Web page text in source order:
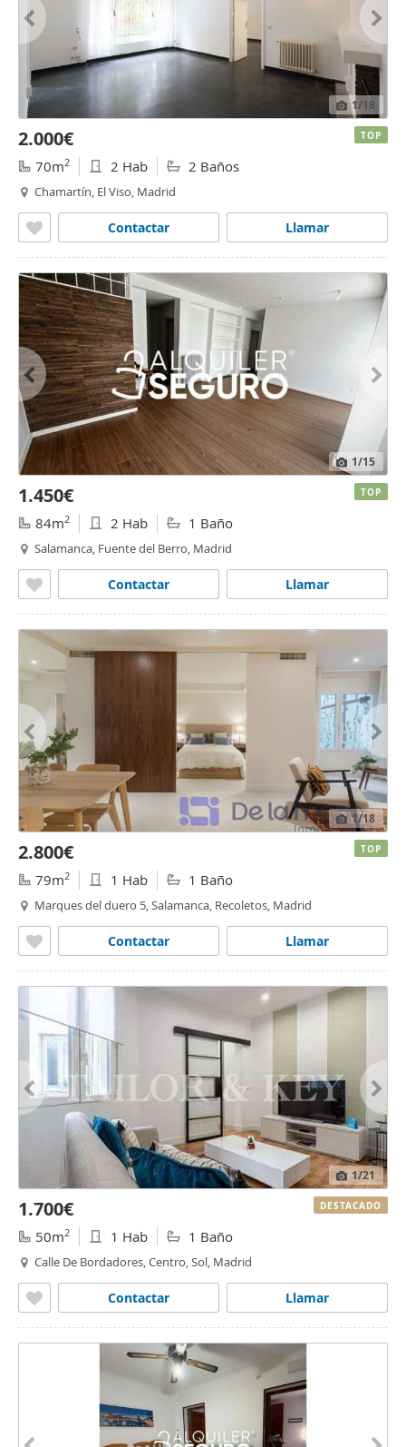
1/18
2.000€
70m2 2 Hab 2 Baños
Chamartín, El Viso, Madrid
Llamar
Contactar
TOP
1/15
1.450€
84m2 2 Hab 1 Baño
Salamanca, Fuente del Berro, Madrid
Llamar
Contactar
TOP
1/18
2.800€
79m2 1 Hab 1 Baño
Marques del duero 5, Salamanca, Recoletos, Madrid
Llamar
Contactar
TOP
1/21
1.700€
50m2 1 Hab 1 Baño
Calle De Bordadores, Centro, Sol, Madrid
Llamar
Contactar
DESTACADO